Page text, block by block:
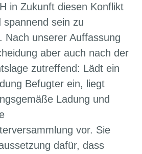
in Zukunft diesen Konflikt
spannend sein zu
Nach unserer Auffassung
aber auch nach der
zutreffend: Lädt ein
Befugter ein, liegt
Ladung und
vor. Sie
dafür, dass